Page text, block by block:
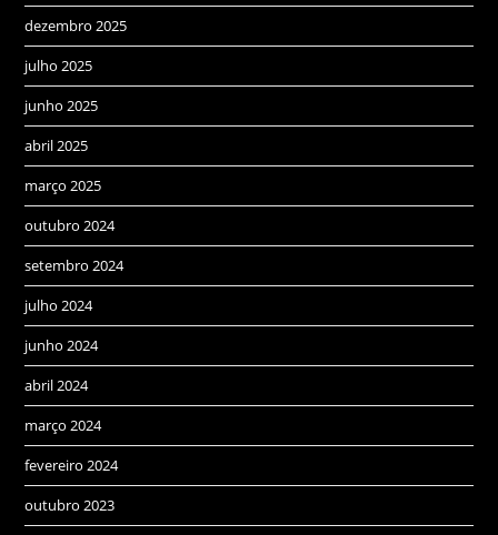
dezembro 2025
julho 2025
junho 2025
abril 2025
março 2025
outubro 2024
setembro 2024
julho 2024
junho 2024
abril 2024
março 2024
fevereiro 2024
outubro 2023